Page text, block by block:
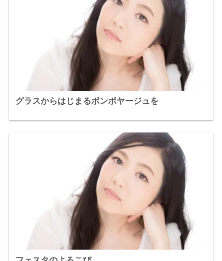
グラスからはじまるボンボヤージュを